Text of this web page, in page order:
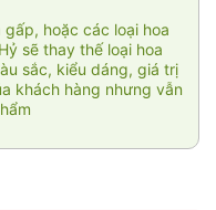
hoặc các loại hoa
sẽ thay thế loại hoa
sắc, kiểu dáng, giá trị
khách hàng nhưng vẫn